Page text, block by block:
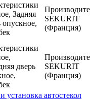
Задняя
опускное,
SEKURIT
(Франция)
дверь
SEKURIT
(Франция)